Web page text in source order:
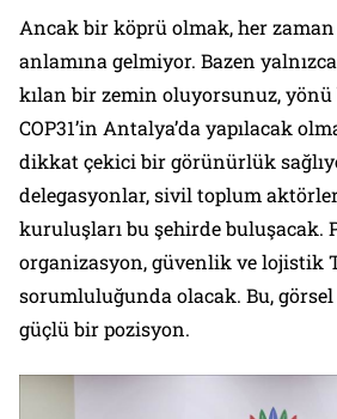
Ancak bir köprü olmak, her
anlamına gelmiyor. Bazen
kılan bir zemin oluyorsunuz,
COP31’in Antalya’da yapılacak
dikkat çekici bir görünürlük
delegasyonlar, sivil toplum
kuruluşları bu şehirde buluşacak.
organizasyon, güvenlik ve lojistik
sorumluluğunda olacak. Bu, görsel
güçlü bir pozisyon.